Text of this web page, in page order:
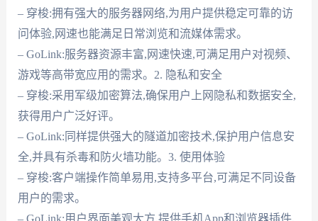
– 穿梭:拥有强大的服务器网络,为用户提供稳定可靠的访
问体验,网速也能满足日常浏览和流媒体需求。
– GoLink:服务器资源丰富,网速快速,可满足用户对视频、
游戏等高带宽应用的需求。2. 隐私和安全
– 穿梭:采用军级加密算法,确保用户上网隐私和数据安全,
获得用户广泛好评。
– GoLink:同样提供强大的隧道加密技术,保护用户信息安
全,并具有杀毒和防火墙功能。3. 使用体验
– 穿梭:客户端操作简单易用,支持多平台,可满足不同设备
用户的需求。